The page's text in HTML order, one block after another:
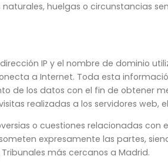
huelgas o circunstancias
IP y el nombre de dominio
a Internet. Toda esta
de los datos con el fin de obtener
realizadas a los servidores web,
o cuestiones relacionadas con
expresamente las partes,
más cercanos a Madrid.